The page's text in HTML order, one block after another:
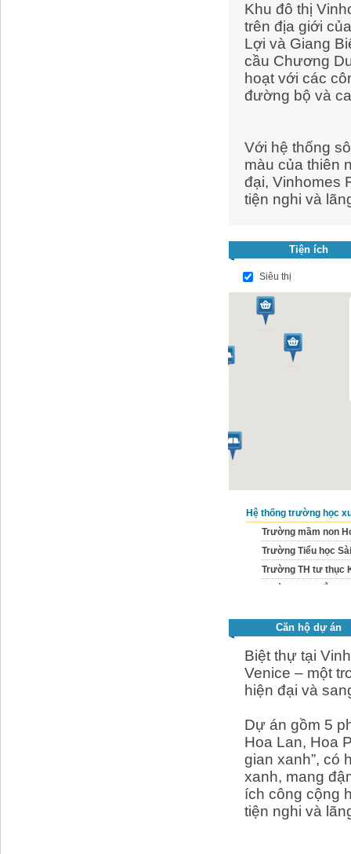
Khu đô thị
trên địa giới
Lợi và Giang
cầu Chương
hoạt với các
đường bộ và
Với hệ thống
màu của thiên
đại, Vinhomes
tiện nghi và
Tiện ích
Siêu thị
Hệ thống trường học
Trường mầm non
Trường Tiểu học
Trường TH tư thục
Trường THCS Bồ
Trường THCS Ái
Trường tiểu học Ái
Căn hộ dự án
Biệt thự tại
Venice – một
hiện đại và
Dự án gồm 5
Hoa Lan, Hoa
gian xanh”, có
xanh, mang
ích công cộng
tiện nghi và